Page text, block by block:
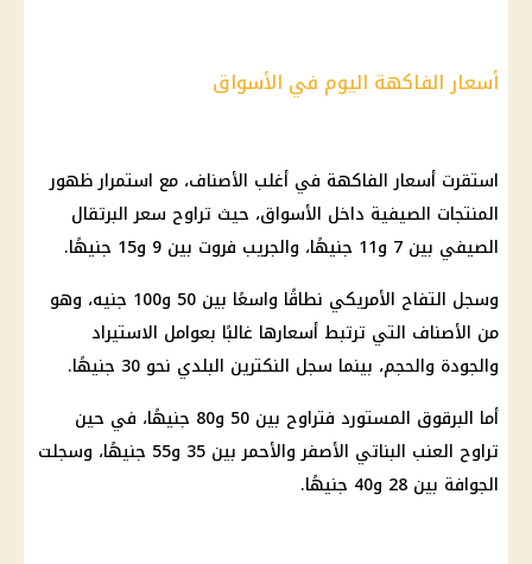
أسعار الفاكهة اليوم في الأسواق
استقرت أسعار الفاكهة في أغلب الأصناف، مع استمرار ظهور
المنتجات الصيفية داخل الأسواق، حيث تراوح سعر البرتقال
الصيفي بين 7 و11 جنيهًا، والجريب فروت بين 9 و15 جنيهًا.
وسجل التفاح الأمريكي نطاقًا واسعًا بين 50 و100 جنيه، وهو
من الأصناف التي ترتبط أسعارها غالبًا بعوامل الاستيراد
والجودة والحجم، بينما سجل النكترين البلدي نحو 30 جنيهًا.
أما البرقوق المستورد فتراوح بين 50 و80 جنيهًا، في حين
تراوح العنب البناتي الأصفر والأحمر بين 35 و55 جنيهًا، وسجلت
الجوافة بين 28 و40 جنيهًا.